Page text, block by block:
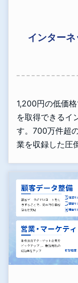
インター
1,200円の低価
を取得できるイ
す。700万件超
業を収録した圧